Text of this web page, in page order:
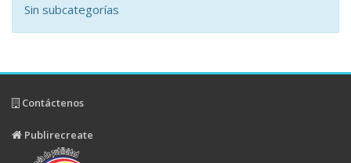
Sin subcategorías
Contáctenos
Publirecreate